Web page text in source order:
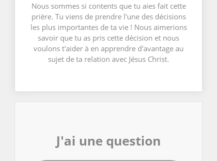
Nous sommes si contents que tu aies fait cette
prière. Tu viens de prendre l'une des décisions
les plus importantes de ta vie ! Nous aimerions
savoir que tu as pris cette décision et nous
voulons t'aider à en apprendre d'avantage au
sujet de ta relation avec Jésus Christ.
J'ai une question